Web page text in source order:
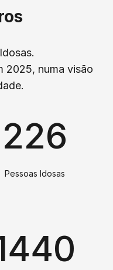
2025, numa visão
Pessoas Idosas
226